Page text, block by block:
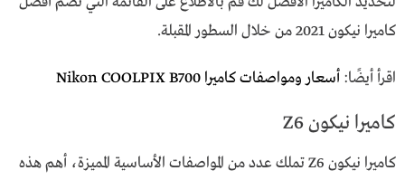
كاميرا نيكون 2021 من خلال السطور المقبلة.
اقرأ أيضًا: أسعار ومواصفات كاميرا Nikon COOLPIX B700
كاميرا نيكون Z6
كاميرا نيكون Z6 تملك عدد من المواصفات الأساسية المميزة، أهم هذه